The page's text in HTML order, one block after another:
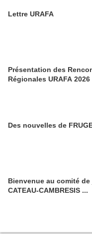
Lettre URAFA
Présentation des
Régionales URAFA 2026
Des nouvelles de
Bienvenue au comité
CATEAU-CAMBRESIS ...